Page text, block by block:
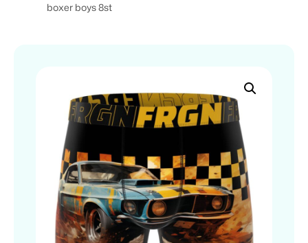
boxer boys 8st